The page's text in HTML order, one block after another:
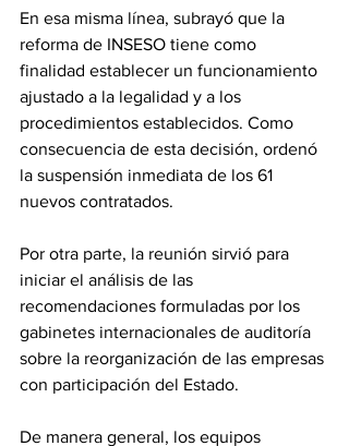
En esa misma línea, subrayó que la
reforma de INSESO tiene como
finalidad establecer un funcionamiento
ajustado a la legalidad y a los
procedimientos establecidos. Como
consecuencia de esta decisión, ordenó
la suspensión inmediata de los 61
nuevos contratados.
Por otra parte, la reunión sirvió para
iniciar el análisis de las
recomendaciones formuladas por los
gabinetes internacionales de auditoría
sobre la reorganización de las empresas
con participación del Estado.
De manera general, los equipos